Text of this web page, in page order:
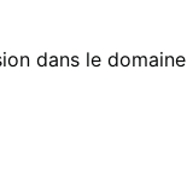
dans le domaine